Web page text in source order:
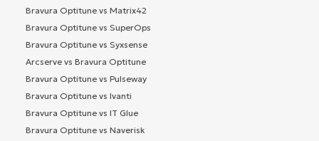
Bravura Optitune vs Matrix42
Bravura Optitune vs SuperOps
Bravura Optitune vs Syxsense
Arcserve vs Bravura Optitune
Bravura Optitune vs Pulseway
Bravura Optitune vs Ivanti
Bravura Optitune vs IT Glue
Bravura Optitune vs Naverisk